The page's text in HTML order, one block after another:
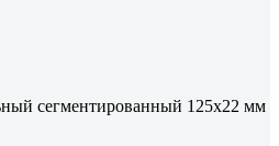
сегментированный 125х22 мм